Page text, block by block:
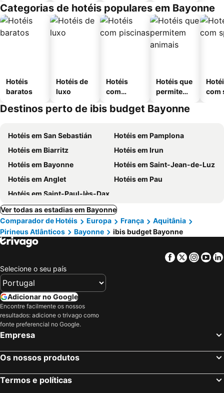
Categorias de hotéis populares em Bayonne
Hotéis
baratos
Hotéis de
luxo
Hotéis
com
Hotéis que
permitem
com
Destinos perto de ibis budget Bayonne
Hotéis em San Sebastián
Hotéis em Pamplona
Hotéis em Biarritz
Hotéis em Irun
Hotéis em Bayonne
Hotéis em Saint-Jean-de-Luz
Hotéis em Anglet
Hotéis em Pau
Hotéis em Saint-Paul-lès-Dax
Ver todas as estadias em Bayonne
Comparador de Hotéis
Europa França
Aquitânia
Pirineus Atlânticos
Bayonne ibis budget Bayonne
Facebook
Twitter
Selecione o seu país
Adicionar no Google
Encontre facilmente os nossos
resultados: adicione o trivago como
fonte preferencial no Google.
Empresa
Os nossos produtos
Termos e políticas